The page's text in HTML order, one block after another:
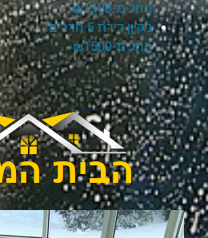
החל מ-₪1300
ניקיון דירת 5 חדרים
החל מ-₪1500